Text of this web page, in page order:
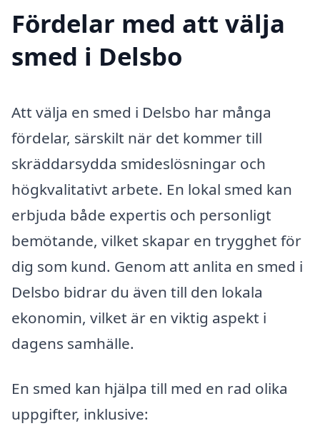
Fördelar med att välja
smed i Delsbo
Att välja en smed i Delsbo har många
fördelar, särskilt när det kommer till
skräddarsydda smideslösningar och
högkvalitativt arbete. En lokal smed kan
erbjuda både expertis och personligt
bemötande, vilket skapar en trygghet för
dig som kund. Genom att anlita en smed i
Delsbo bidrar du även till den lokala
ekonomin, vilket är en viktig aspekt i
dagens samhälle.
En smed kan hjälpa till med en rad olika
uppgifter, inklusive: